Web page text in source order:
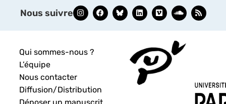
Nous suivre
Qui sommes-nous ?
L’équipe
Nous contacter
Diffusion/Distribution
Déposer un manuscrit